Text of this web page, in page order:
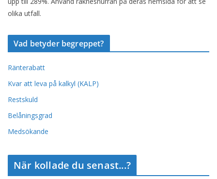
olika utfall.
Vad betyder begreppet?
Ränterabatt
Kvar att leva på kalkyl (KALP)
Restskuld
Belåningsgrad
Medsökande
När kollade du senast...?